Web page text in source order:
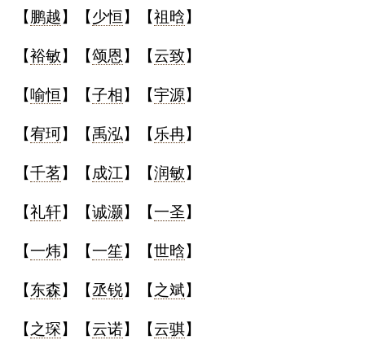
【鹏越】【少恒】【祖晗】
【裕敏】【颂恩 】【云致】
【喻恒】【子相 】【宇源】
【宥珂】【禹泓】【 乐冉】
【千茗】【 成江】【润敏】
【礼轩】【诚灏】【一圣】
【一炜】【一笙】【世晗】
【东森】【丞锐】【 之斌】
【 之琛】【云诺】【云骐】